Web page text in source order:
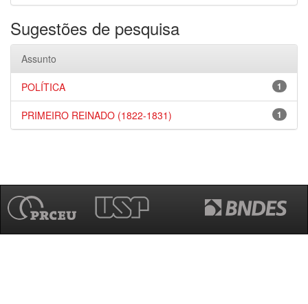
Sugestões de pesquisa
Assunto
1
POLÍTICA
1
PRIMEIRO REINADO (1822-1831)